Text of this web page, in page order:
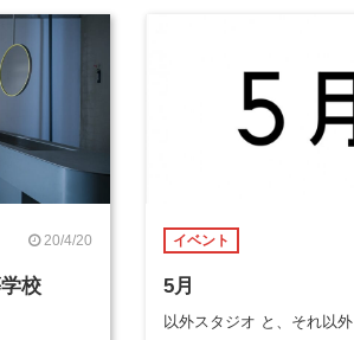
20/4/20
校
イベント
5月
以外スタジオ と、それ以外